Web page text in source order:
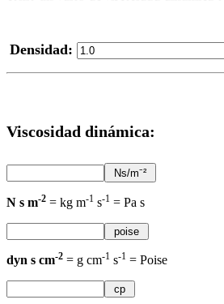
Densidad:
Viscosidad dinámica:
N s m-2 = kg m-1 s-1 = Pa s
dyn s cm-2 = g cm-1 s-1 = Poise